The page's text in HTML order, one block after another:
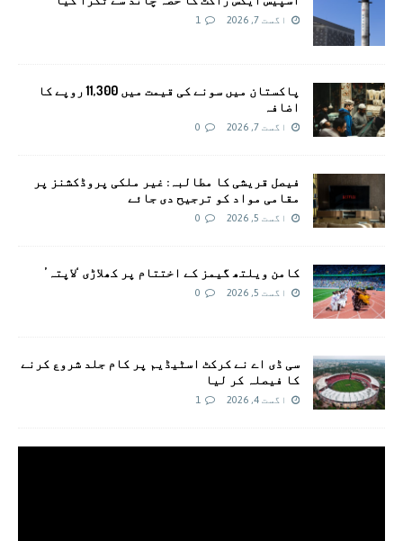
اگست 7, 2026 1
پاکستان میں سونے کی قیمت میں 11,300 روپے کا
اضافہ
اگست 7, 2026 0
فیصل قریشی کا مطالبہ: غیر ملکی پروڈکشنز پر
مقامی مواد کو ترجیح دی جائے
اگست 5, 2026 0
کامن ویلتھ گیمز کے اختتام پر کھلاڑی ‘لاپتہ’
اگست 5, 2026 0
سی ڈی اے نے کرکٹ اسٹیڈیم پر کام جلد شروع کرنے
کا فیصلہ کر لیا
اگست 4, 2026 1